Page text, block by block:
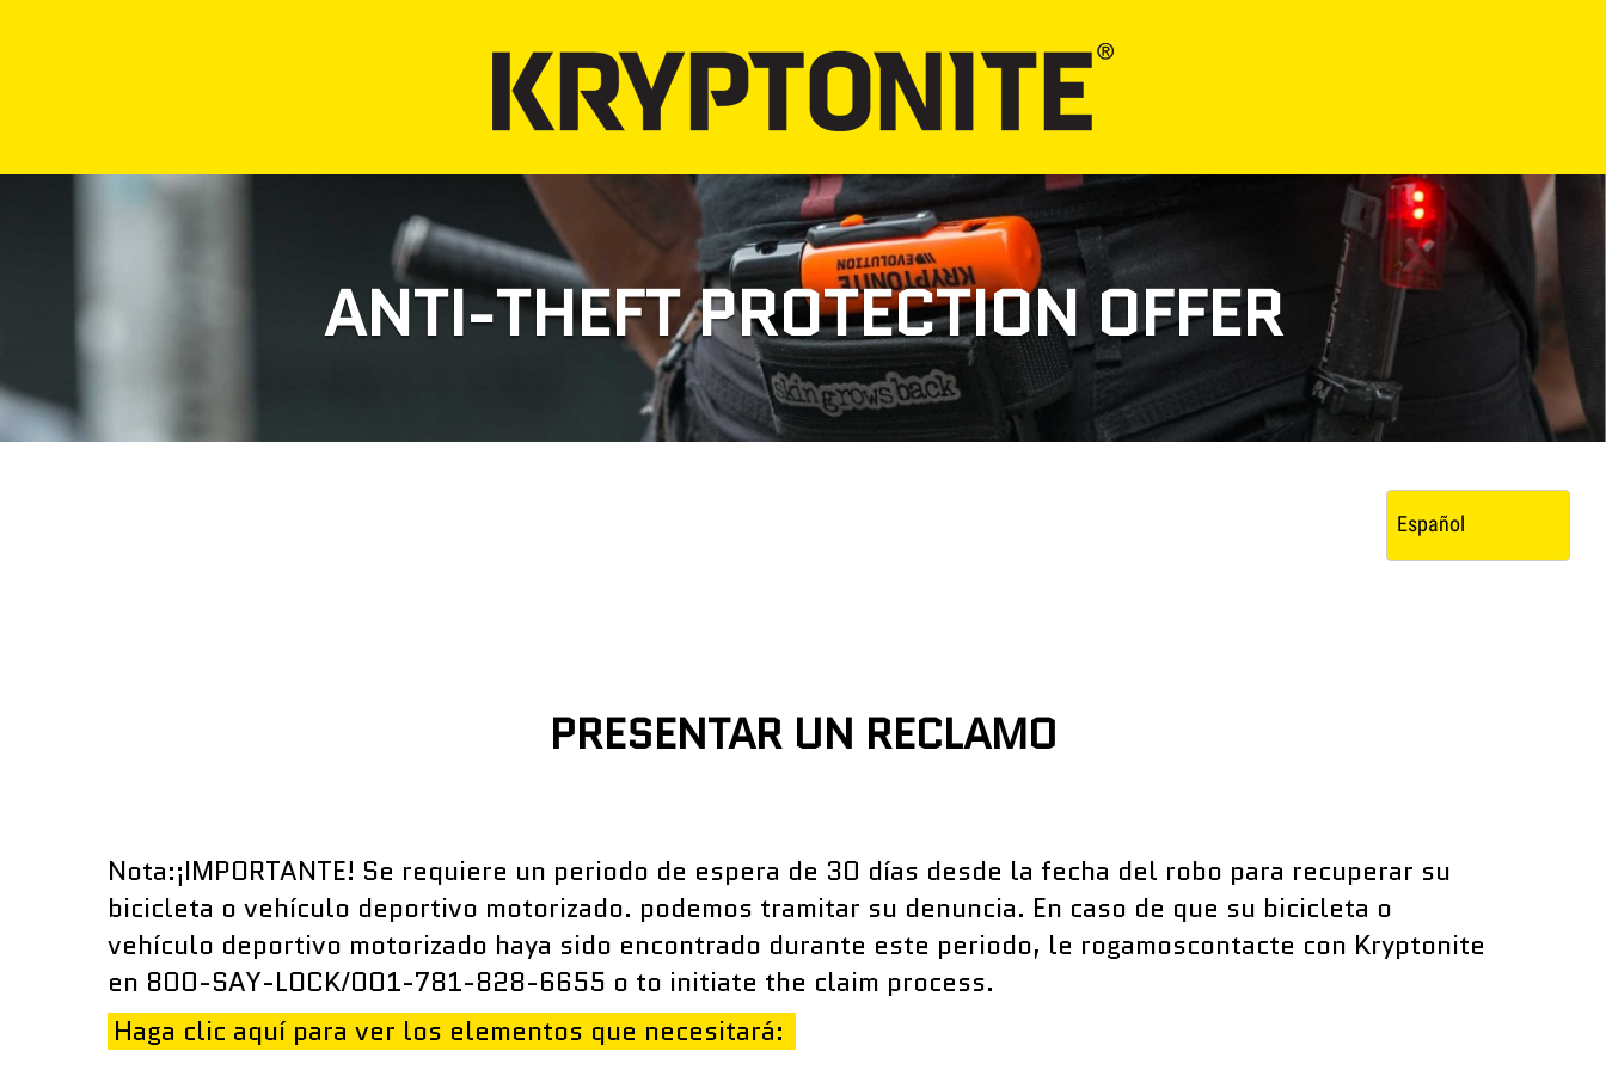
ANTI-THEFT PROTECTION OFFER
PRESENTAR UN RECLAMO
Nota:¡IMPORTANTE! Se requiere un periodo de espera de 30 días desde la fecha del robo para recuperar su
bicicleta o vehículo deportivo motorizado. podemos tramitar su denuncia. En caso de que su bicicleta o
vehículo deportivo motorizado haya sido encontrado durante este periodo, le rogamoscontacte con Kryptonite
en 800-SAY-LOCK/001-781-828-6655 o to initiate the claim process.
Haga clic aquí para ver los elementos que necesitará:
Lista de elementos necesarios
The email that it was registered with.
A picture of your original key.
A picture of the official police report.